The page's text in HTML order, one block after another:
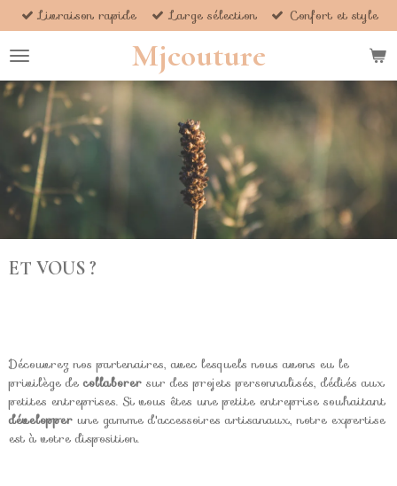
Passer
au
contenu
Mjcouture
Livraison rapide Large sélection Confort et style
ET VOUS ?
Découvrez nos partenaires, avec lesquels nous avons eu le
privilège decollaborer sur des projets personnalisés, dédiés aux
petites entreprises. Si vous êtes une petite entreprise souhaitant
développer une gamme d'accessoires artisanaux, notre expertise
est à votre disposition.